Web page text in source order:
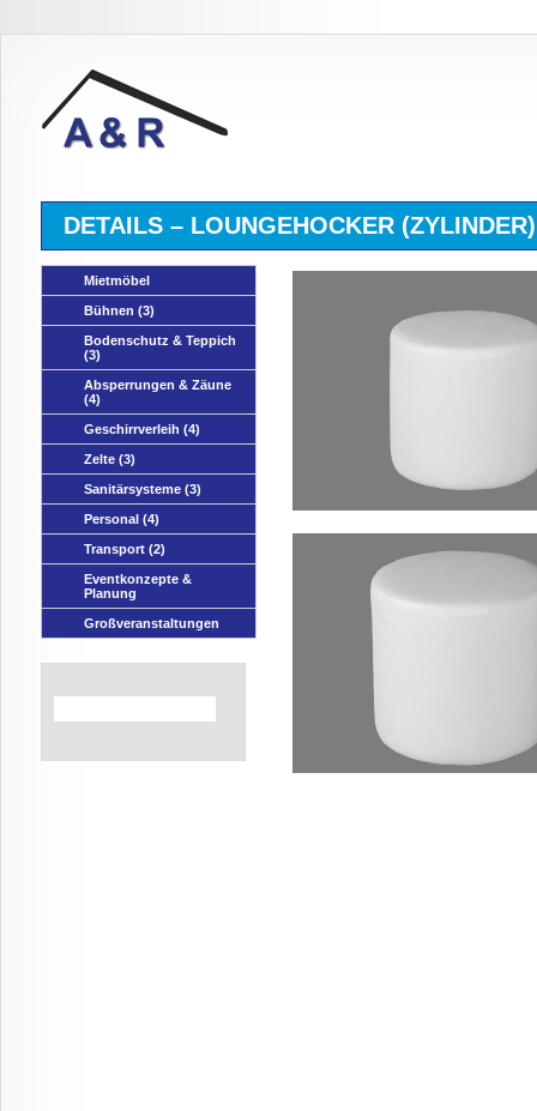
DETAILS – LOUNGEHOCKER (ZYLINDER)
Mietmöbel
Bühnen (3)
Bodenschutz & Teppich
(3)
Absperrungen & Zäune
(4)
Geschirrverleih (4)
Zelte (3)
Sanitärsysteme (3)
Personal (4)
Transport (2)
Eventkonzepte &
Planung
Großveranstaltungen